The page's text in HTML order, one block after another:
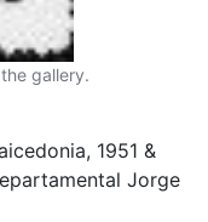
gallery.
1951 &
Jorge